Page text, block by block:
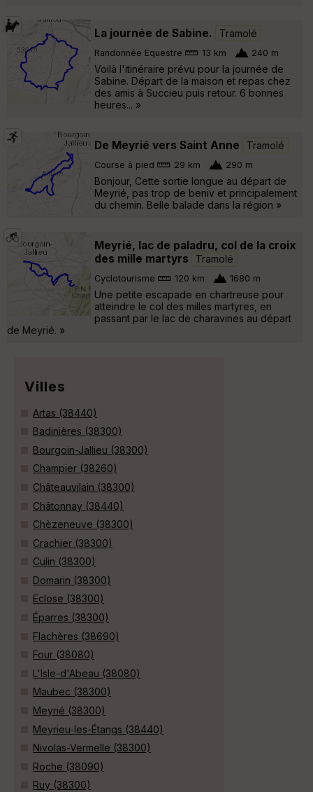
La journée de Sabine. Tramolé
Randonnée Equestre 13 km 240 m
Voilà l'itinéraire prévu pour la journée de
Sabine. Départ de la maison et repas chez
des amis à Succieu puis retour. 6 bonnes
heures... »
De Meyrié vers Saint Anne Tramolé
Course à pied 29 km 290 m
Bonjour, Cette sortie longue au départ de
Meyrié, pas trop de beniv et principalement
du chemin. Belle balade dans la région »
Meyrié, lac de paladru, col de la croix
des mille martyrs
Tramolé
Cyclotourisme 120 km 1680 m
Une petite escapade en chartreuse pour
atteindre le col des milles martyres, en
passant par le lac de charavines au départ
de Meyrié. »
Villes
Artas (38440)
Badinières (38300)
Bourgoin-Jallieu (38300)
Champier (38260)
Châteauvilain (38300)
Châtonnay (38440)
Chèzeneuve (38300)
Crachier (38300)
Culin (38300)
Domarin (38300)
Eclose (38300)
Éparres (38300)
Flachères (38690)
Four (38080)
L'Isle-d'Abeau (38080)
Maubec (38300)
Meyrié (38300)
Meyrieu-les-Étangs (38440)
Nivolas-Vermelle (38300)
Roche (38090)
Ruy (38300)